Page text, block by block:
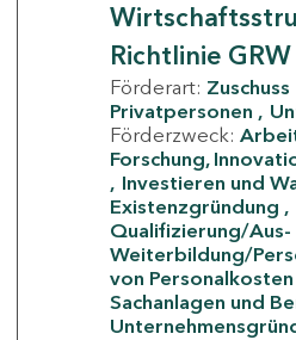
Richtlinie GRW
Förderart: Zuschuss
Privatpersonen
Förderzweck:
Forschung,
Investieren und
Existenzgründung
Qualifizierung/Aus-
Weiterbildung/
von Personalkosten
Sachanlagen und